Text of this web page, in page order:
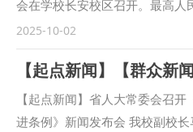
宗教工作法治化三方面提出要求
立足国家级宗教工作特色智库建
学科相结合，不断加强研究队伍
始终坚持正确的政治方向、价
势，主动作为；要以问题为导向
会在学校长安校区召开。最高人
远，陕西省人民检察院十一检察
察院教育培训处负责人陈文龙，
察长王蕾等出席会议。我校校长
长马朝琦主持会议。 范九利表
法治工作的重要方面，近年来，
2025-10-02
【起点新闻】省人大常委会召
进条例》新闻发布会 我校副校